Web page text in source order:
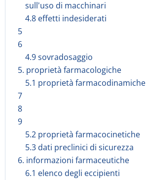
sull'uso di macchinari
4.8 effetti indesiderati
5
6
4.9 sovradosaggio
5. proprietà farmacologiche
5.1 proprietà farmacodinamiche
7
8
9
5.2 proprietà farmacocinetiche
5.3 dati preclinici di sicurezza
6. informazioni farmaceutiche
6.1 elenco degli eccipienti